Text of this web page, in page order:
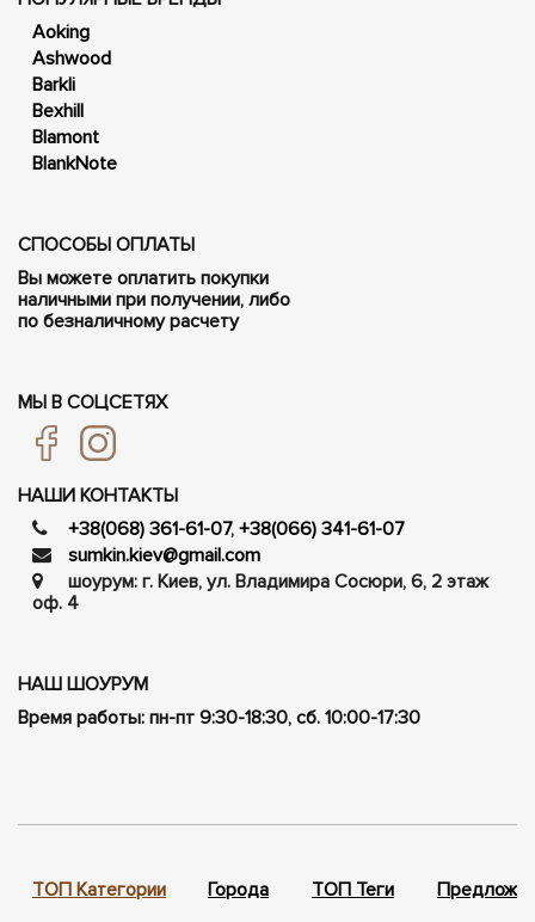
Aoking
Ashwood
Barkli
Bexhill
Blamont
BlankNote
СПОСОБЫ ОПЛАТЫ
Вы можете оплатить покупки
наличными при получении, либо
по безналичному расчету
МЫ В СОЦСЕТЯХ
НАШИ КОНТАКТЫ
+38(068) 361-61-07, +38(066) 341-61-07
sumkin.kiev@gmail.com
шоурум: г. Киев, ул. Владимира Сосюри, ​​6, 2 этаж
оф. 4
НАШ ШОУРУМ
Время работы: пн-пт 9:30-18:30, сб. 10:00-17:30
ТОП Категории Города ТОП Теги